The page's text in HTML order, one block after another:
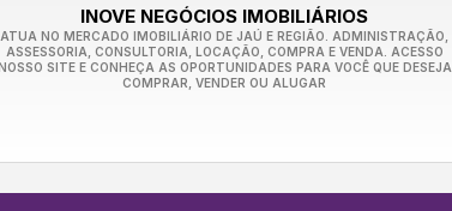
INOVE NEGÓCIOS IMOBILIÁRIOS
ATUA NO MERCADO IMOBILIÁRIO DE JAÚ E REGIÃO. ADMINISTRAÇÃO,
ASSESSORIA, CONSULTORIA, LOCAÇÃO, COMPRA E VENDA. ACESSO
SITE E CONHEÇA AS OPORTUNIDADES PARA VOCÊ QUE DESEJA
COMPRAR, VENDER OU ALUGAR